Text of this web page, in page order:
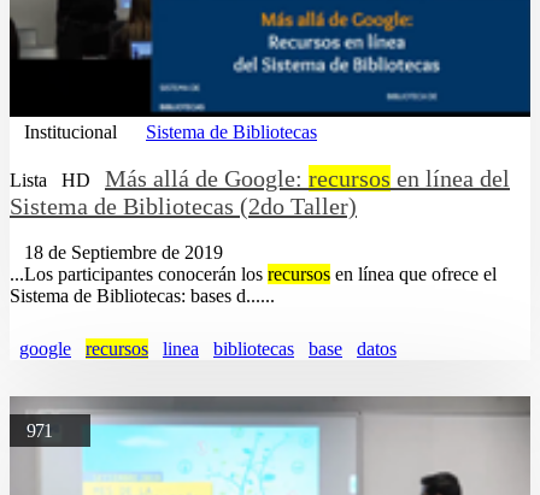
Institucional Sistema de Bibliotecas
Lista HD Más allá de Google: recursos en línea del
Sistema de Bibliotecas (2do Taller)
18 de Septiembre de 2019
...Los participantes conocerán los recursos en línea que ofrece el
Sistema de Bibliotecas: bases d......
google recursos linea bibliotecas base datos
971